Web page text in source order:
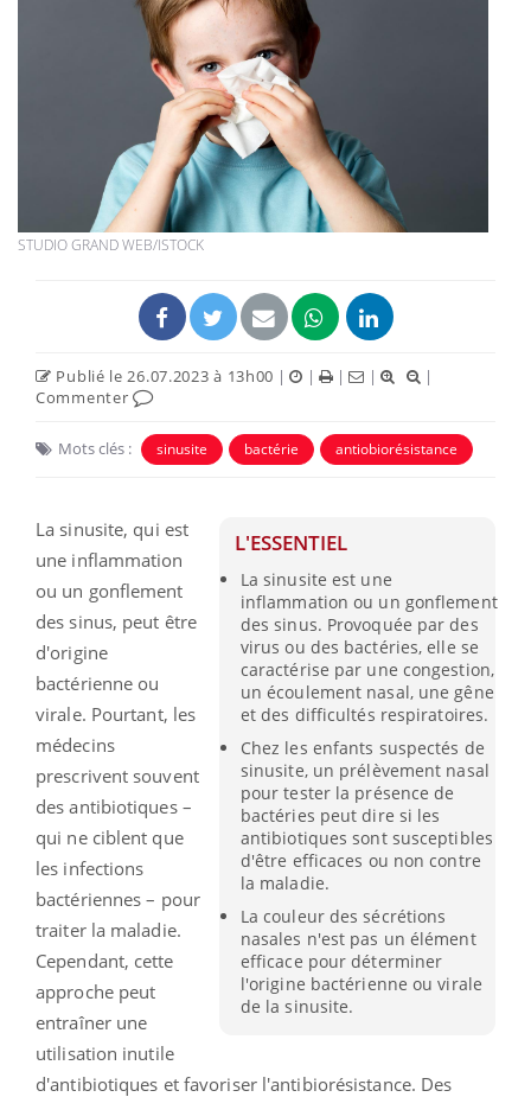
STUDIO GRAND WEB/ISTOCK
Publié le 26.07.2023 à 13h00 | | | |
|
Commenter
Mots clés : sinusite bactérie antiobiorésistance
L'ESSENTIEL
La sinusite est une
inflammation ou un gonflement
des sinus. Provoquée par des
virus ou des bactéries, elle se
caractérise par une congestion,
un écoulement nasal, une gêne
et des difficultés respiratoires.
Chez les enfants suspectés de
sinusite, un prélèvement nasal
pour tester la présence de
bactéries peut dire si les
antibiotiques sont susceptibles
d'être efficaces ou non contre
la maladie.
La couleur des sécrétions
nasales n'est pas un élément
efficace pour déterminer
l'origine bactérienne ou virale
de la sinusite.
La sinusite, qui est
une inflammation
ou un gonflement
des sinus, peut être
d'origine
bactérienne ou
virale. Pourtant, les
médecins
prescrivent souvent
des antibiotiques –
qui ne ciblent que
les infections
bactériennes – pour
traiter la maladie.
Cependant, cette
approche peut
entraîner une
utilisation inutile
d'antibiotiques et favoriser l'antibiorésistance. Des